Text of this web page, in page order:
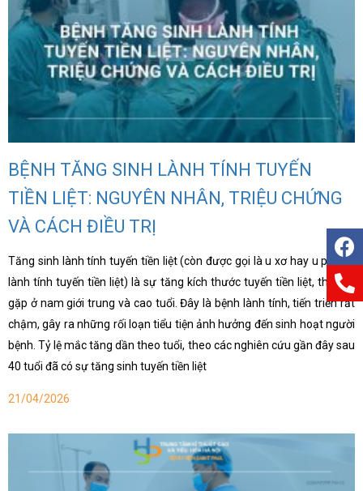
BỆNH TĂNG SINH LÀNH TÍNH TUYẾN
TIỀN LIỆT: NGUYÊN NHÂN, TRIỆU CHỨNG
VÀ CÁCH ĐIỀU TRỊ
Tăng sinh lành tính tuyến tiền liệt (còn được gọi là u xơ hay u phì đại
lành tính tuyến tiền liệt) là sự tăng kích thước tuyến tiền liệt, thường
gặp ở nam giới trung và cao tuổi. Đây là bệnh lành tính, tiến triển rất
chậm, gây ra những rối loạn tiểu tiện ảnh hưởng đến sinh hoạt người
bệnh. Tỷ lệ mắc tăng dần theo tuổi, theo các nghiên cứu gần đây sau
40 tuổi đã có sự tăng sinh tuyến tiền liệt
21/04/2026